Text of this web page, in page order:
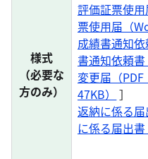
様式
（必要な
方のみ）
評価証票使用
票使用届（
成績書通知依
書通知依頼書
変更届（PDF
47KB）
］
返納に係る届
に係る届出書